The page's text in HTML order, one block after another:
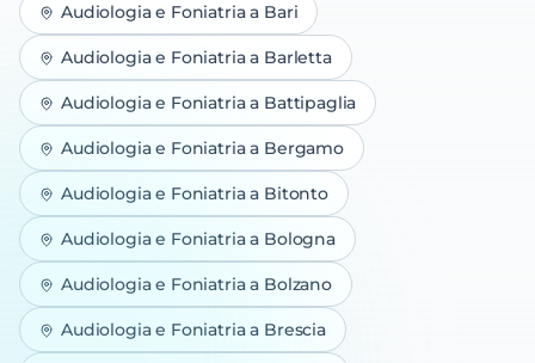
Audiologia e Foniatriaa Bari
Audiologia e Foniatriaa Barletta
Audiologia e Foniatriaa Battipaglia
Audiologia e Foniatriaa Bergamo
Audiologia e Foniatriaa Bitonto
Audiologia e Foniatriaa Bologna
Audiologia e Foniatriaa Bolzano
Audiologia e Foniatriaa Brescia